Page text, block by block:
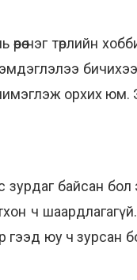
нэг төрлийн
орхих
байсан бол
ч шаардлагагүй.
юу ч зурсан